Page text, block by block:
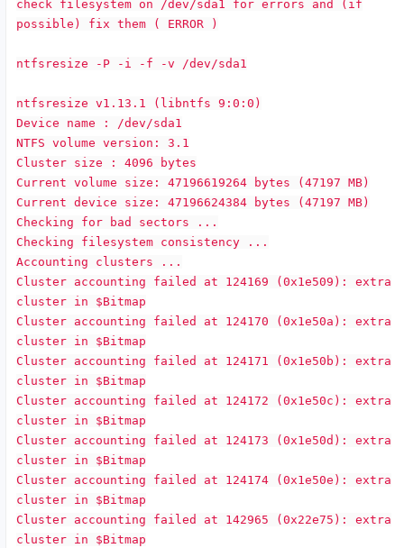
check filesystem on /dev/sda1 for errors and (if
possible) fix them ( ERROR )
ntfsresize -P -i -f -v /dev/sda1
ntfsresize v1.13.1 (libntfs 9:0:0)
Device name : /dev/sda1
NTFS volume version: 3.1
Cluster size : 4096 bytes
Current volume size: 47196619264 bytes (47197 MB)
Current device size: 47196624384 bytes (47197 MB)
Checking for bad sectors ...
Checking filesystem consistency ...
Accounting clusters ...
Cluster accounting failed at 124169 (0x1e509): extra
cluster in $Bitmap
Cluster accounting failed at 124170 (0x1e50a): extra
cluster in $Bitmap
Cluster accounting failed at 124171 (0x1e50b): extra
cluster in $Bitmap
Cluster accounting failed at 124172 (0x1e50c): extra
cluster in $Bitmap
Cluster accounting failed at 124173 (0x1e50d): extra
cluster in $Bitmap
Cluster accounting failed at 124174 (0x1e50e): extra
cluster in $Bitmap
Cluster accounting failed at 142965 (0x22e75): extra
cluster in $Bitmap